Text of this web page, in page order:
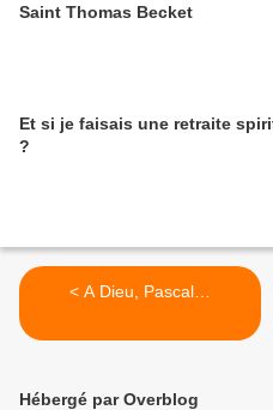
Saint Thomas Becket
Et si je faisais une retraite
?
< A Dieu, Pascal…
Hébergé par Overblog